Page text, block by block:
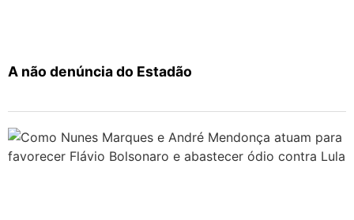
A não denúncia do Estadão